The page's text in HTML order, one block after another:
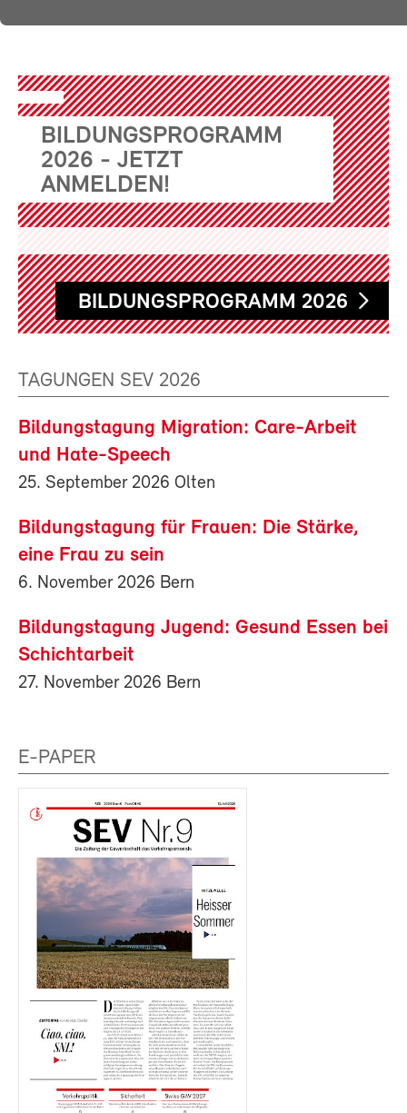
BILDUNGSPROGRAMM
2026 - JETZT
ANMELDEN!
BILDUNGSPROGRAMM 2026
TAGUNGEN SEV 2026
Bildungstagung Migration: Care-Arbeit
und Hate-Speech
25. September 2026 Olten
Bildungstagung für Frauen: Die Stärke,
eine Frau zu sein
6. November 2026 Bern
Bildungstagung Jugend: Gesund Essen bei
Schichtarbeit
27. November 2026 Bern
E-PAPER